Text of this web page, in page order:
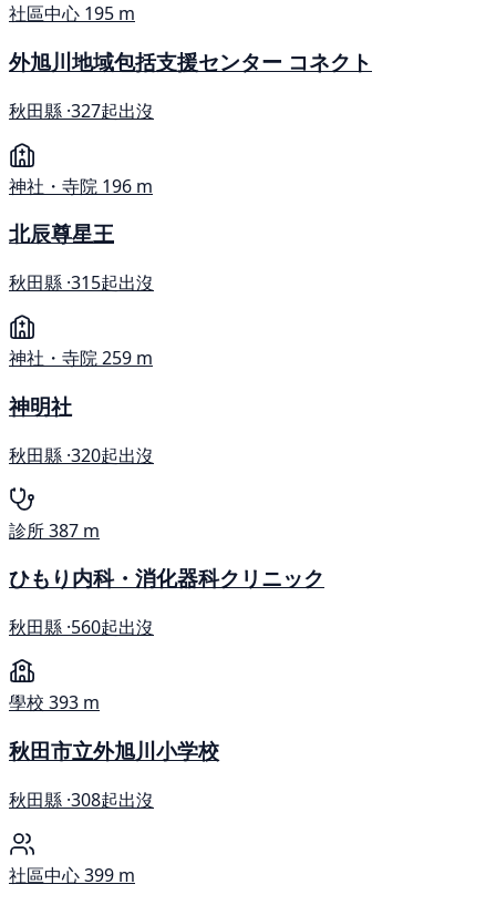
社區中心 195 m
外旭川地域包括支援センター コネクト
秋田縣 ·327起出沒
神社・寺院 196 m
北辰尊星王
秋田縣 ·315起出沒
神社・寺院259 m
神明社
秋田縣 ·320起出沒
診所387 m
ひもり内科・消化器科クリニック
秋田縣 ·560起出沒
學校 393 m
秋田市立外旭川小学校
秋田縣 ·308起出沒
社區中心399 m